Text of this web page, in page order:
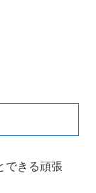
できる頑張